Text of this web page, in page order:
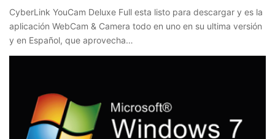
CyberLink YouCam Deluxe Full esta listo para descargar y es la
aplicación WebCam & Camera todo en uno en su ultima versión
y en Español, que aprovecha…